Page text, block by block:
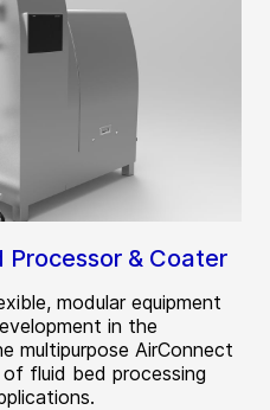
Processor & Coater
modular equipment
in the
multipurpose AirConnect
fluid bed processing